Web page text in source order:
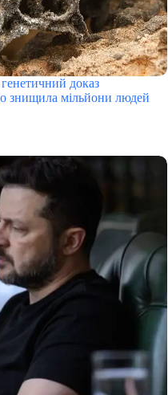
доказ
знищила мільйони людей